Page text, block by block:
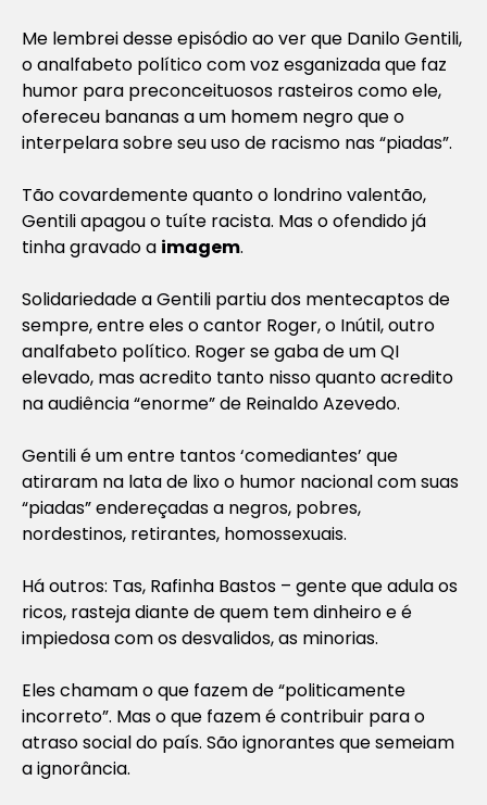
Me lembrei desse episódio ao ver que Danilo Gentili,
o analfabeto político com voz esganizada que faz
humor para preconceituosos rasteiros como ele,
ofereceu bananas a um homem negro que o
interpelara sobre seu uso de racismo nas “piadas”.
Tão covardemente quanto o londrino valentão,
Gentili apagou o tuíte racista. Mas o ofendido já
tinha gravado a imagem.
Solidariedade a Gentili partiu dos mentecaptos de
sempre, entre eles o cantor Roger, o Inútil, outro
analfabeto político. Roger se gaba de um QI
elevado, mas acredito tanto nisso quanto acredito
na audiência “enorme” de Reinaldo Azevedo.
Gentili é um entre tantos ‘comediantes’ que
atiraram na lata de lixo o humor nacional com suas
“piadas” endereçadas a negros, pobres,
nordestinos, retirantes, homossexuais.
Há outros: Tas, Rafinha Bastos – gente que adula os
ricos, rasteja diante de quem tem dinheiro e é
impiedosa com os desvalidos, as minorias.
Eles chamam o que fazem de “politicamente
incorreto”. Mas o que fazem é contribuir para o
atraso social do país. São ignorantes que semeiam
a ignorância.